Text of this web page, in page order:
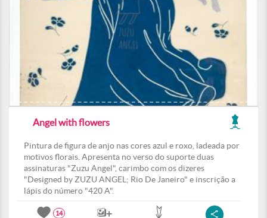
Angel with flowers
Pintura de figura de anjo nas cores azul e roxo, ladeada por
motivos florais. Apresenta no verso do suporte duas
assinaturas "Zuzu Angel", carimbo com os dizeres
"Designed by ZUZU ANGEL; Rio De Janeiro" e inscrição a
lápis do número "420 A".
14